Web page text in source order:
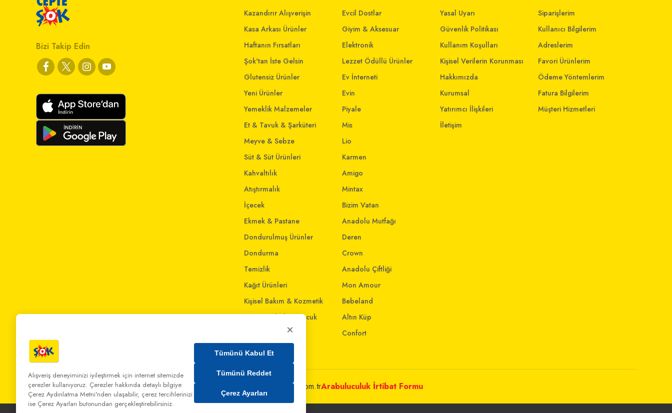
Bizi Takip Edin
Kazandırır Alışverişin
Kasa Arkası Ürünler
Haftanın Fırsatları
Şok'tan İste Gelsin
Glutensiz Ürünler
Yeni Ürünler
Yemeklik Malzemeler
Et & Tavuk & Şarküteri
Meyve & Sebze
Süt & Süt Ürünleri
Kahvaltılık
Atıştırmalık
İçecek
Ekmek & Pastane
Dondurulmuş Ürünler
Dondurma
Temizlik
Kağıt Ürünleri
Kişisel Bakım & Kozmetik
Anne - Bebek & Çocuk
Ev & Yaşam
Evcil Dostlar
Giyim & Aksesuar
Elektronik
Lezzet Ödüllü Ürünler
Ev İnterneti
Evin
Piyale
Mis
Lio
Karmen
Amigo
Mintax
Bizim Vatan
Anadolu Mutfağı
Deren
Crown
Anadolu Çiftliği
Mon Amour
Bebeland
Altın Küp
Confort
Yasal Uyarı
Güvenlik Politikası
Kullanım Koşulları
Kişisel Verilerin Korunması
Hakkımızda
Kurumsal
Yatırımcı İlişkileri
İletişim
Siparişlerim
Kullanıcı Bilgilerim
Adreslerim
Favori Ürünlerim
Ödeme Yöntemlerim
Fatura Bilgilerim
Müşteri Hizmetleri
Bizi Arayın:0 850 808 00 00Bize Yazın: musterihizmetleri@mim.sokmarket.com.trArabuluculuk İrtibat Formu
×
Alışveriş deneyiminizi iyileştirmek için internet sitemizde
çerezler kullanıyoruz. Çerezler hakkında detaylı bilgiye
Çerez Aydınlatma Metni'nden ulaşabilir, çerez tercihlerinizi
ise Çerez Ayarları butonundan gerçekleştirebilirsiniz.
Tümünü Kabul Et
Tümünü Reddet
Çerez Ayarları